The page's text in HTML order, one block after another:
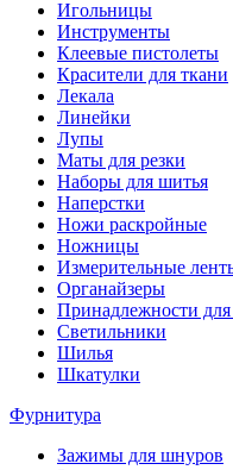
Игольницы
Инструменты
Клеевые пистолеты
Красители для ткани
Лекала
Линейки
Лупы
Маты для резки
Наборы для шитья
Наперстки
Ножи раскройные
Ножницы
Измерительные
Органайзеры
Принадлежности для
Светильники
Шилья
Шкатулки
Фурнитура
Зажимы для шнуров